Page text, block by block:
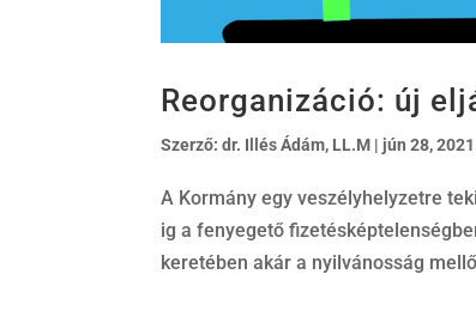
Reorganizáció: új
Szerző:dr. Illés Ádám, LL.M | jún 28, 2021
A Kormány egy veszélyhelyzetre
ig a fenyegető
keretében akár a nyilvánosság